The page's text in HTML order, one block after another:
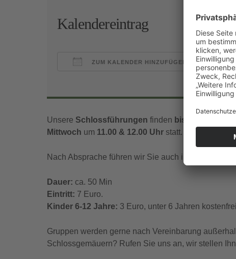
Kalendereintrag
ZUM KALENDER HINZUFÜGEN
Unsere Schlossführungen finden bis Mitte
Mittwoch um 11.00 & 12.00 Uhr statt.
Nach Absprache führen wir Sie auch in englischer
Dauer: ca. 50 Min
Eintritt: 7 Euro.
Kinder 6-12 Jahre: 3 Euro, unter 6 Jahren
Gruppen werden gerne nach Vereinbarung
Schlossgemäuern? Rufen Sie uns an, wir stellen